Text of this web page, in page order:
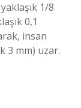
1/8
0,1
insan
3 mm) uzar.